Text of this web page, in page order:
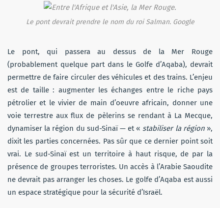
Le pont devrait prendre le nom du roi Salman. Google
Le pont, qui passera au dessus de la Mer Rouge
(probablement quelque part dans le Golfe d’Aqaba), devrait
permettre de faire circuler des véhicules et des trains. L’enjeu
est de taille : augmenter les échanges entre le riche pays
pétrolier et le vivier de main d’oeuvre africain, donner une
voie terrestre aux flux de pèlerins se rendant à La Mecque,
dynamiser la région du sud-Sinaï — et «stabiliser la région »,
dixit les parties concernées. Pas sûr que ce dernier point soit
vrai. Le sud-Sinaï est un territoire à haut risque, de par la
présence de groupes terroristes. Un accès à l’Arabie Saoudite
ne devrait pas arranger les choses. Le golfe d’Aqaba est aussi
un espace stratégique pour la sécurité d’Israël.